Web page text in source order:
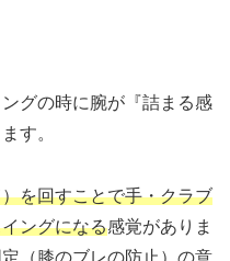
グの時に腕が『詰まる感
す。
を回すことで手・クラブ
ングになる感覚がありま
（膝のブレの防止）の意